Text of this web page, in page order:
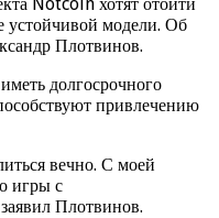
устойчивой модели. Об
Плотвинов.
долгосрочного
привлечению
вечно. С моей
игры с
Плотвинов.